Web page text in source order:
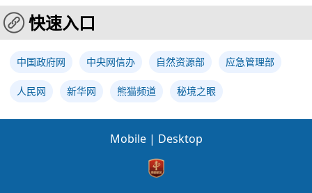
快速入口
中国政府网 中央网信办 自然资源部 应急管理部
人民网 新华网 熊猫频道 秘境之眼
Mobile | Desktop